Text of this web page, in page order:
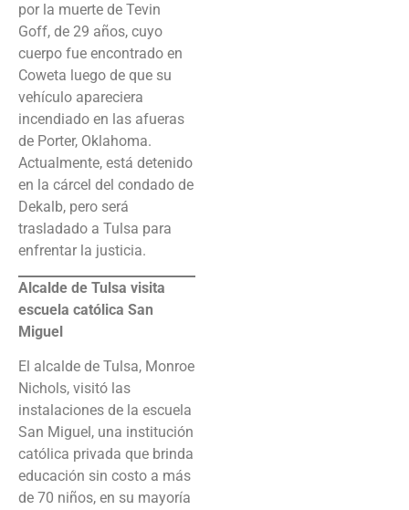
por la muerte de Tevin
Goff, de 29 años, cuyo
cuerpo fue encontrado en
Coweta luego de que su
vehículo apareciera
incendiado en las afueras
de Porter, Oklahoma.
Actualmente, está detenido
en la cárcel del condado de
Dekalb, pero será
trasladado a Tulsa para
enfrentar la justicia.
Alcalde de Tulsa visita
escuela católica San
Miguel
El alcalde de Tulsa, Monroe
Nichols, visitó las
instalaciones de la escuela
San Miguel, una institución
católica privada que brinda
educación sin costo a más
de 70 niños, en su mayoría